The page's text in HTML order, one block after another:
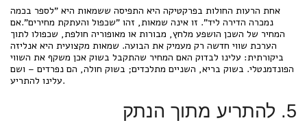
אחת הרעות החולות בפרקטיקה היא התפיסה ששמאות היא "לספר בכמה
נמכרה הדירה ליד". זו אינה שמאות, זהו "שכפול והעתקת מחירים".אם
המחיר של השכן הושפע מלחץ, מבורות או מאופוריה חולפת, שכפולו לתוך
הערכת שווי חדשה רק מעמיק את הבועה. שמאות מקצועית היא אנליזה
ביקורתית: עלינו לבדוק האם המחיר שהתקבל בשוק אכן משקף את השווי
הפונדמנטלי. בשוק בריא, השניים מתלכדים; בשוק חולה, הם נפרדים – ושם
עלינו להתריע.
5. להתריע מתוך הנתק